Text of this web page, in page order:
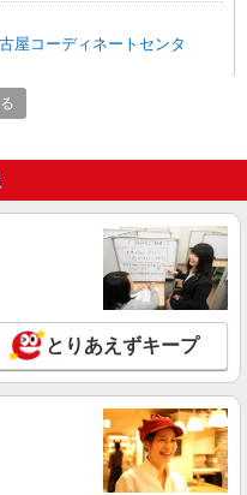
屋コーディネートセンタ
円］朝10時〜もOK♪穏や
＠名古屋駅
円＋残業代
村区／最寄駅：名古屋駅、名
から通勤便利！出口からも
詳細を見る
屋コーディネートセンタ
業務のテンプの仲間も就業
収例】時給1670円×7時間40分
とりあえずキープ